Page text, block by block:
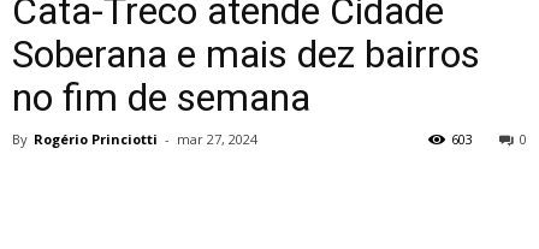
Cata-Treco atende Cidade
Soberana e mais dez bairros
no fim de semana
By Rogério Princiotti - mar 27, 2024 0
603